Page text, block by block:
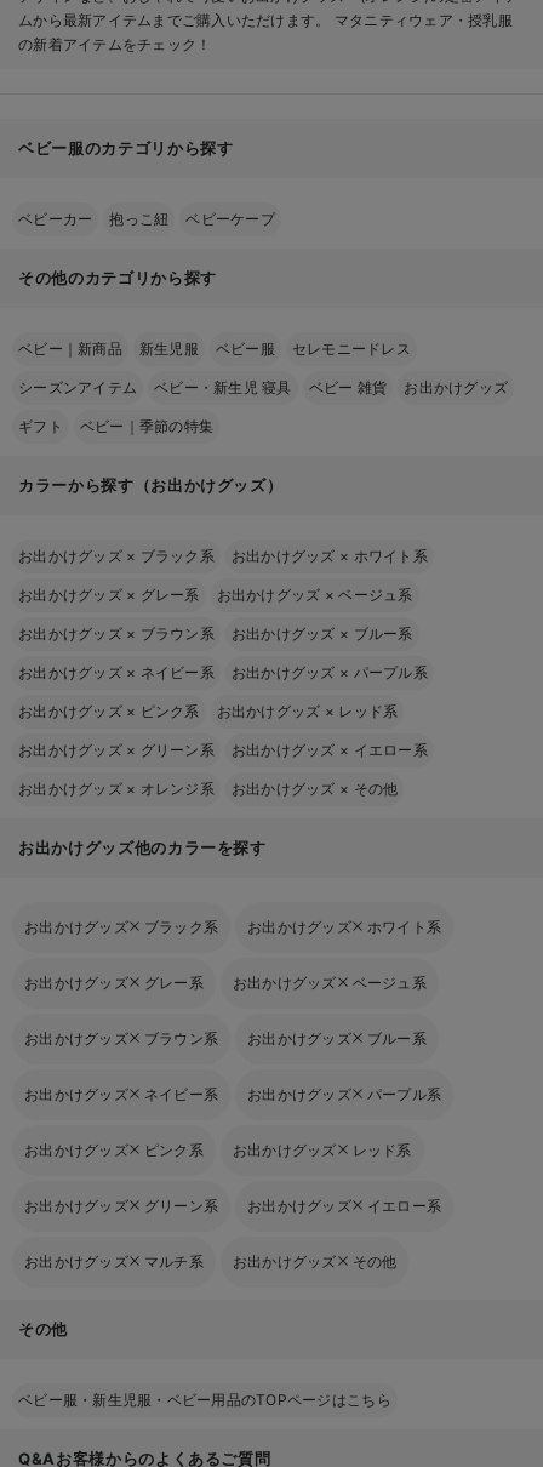
ムから最新アイテムまでご購入いただけます。 マタニティウェア・授乳服
の新着アイテムをチェック！
ベビー服のカテゴリから探す
ベビーカー 抱っこ紐 ベビーケープ
その他のカテゴリから探す
ベビー｜新商品 新生児服 ベビー服 セレモニードレス
シーズンアイテム ベビー・新生児 寝具 ベビー 雑貨 お出かけグッズ
ギフト ベビー｜季節の特集
カラーから探す（お出かけグッズ）
お出かけグッズ × ブラック系 お出かけグッズ × ホワイト系
お出かけグッズ × グレー系 お出かけグッズ ×ベージュ系
お出かけグッズ × ブラウン系 お出かけグッズ × ブルー系
お出かけグッズ × ネイビー系 お出かけグッズ × パープル系
お出かけグッズ × ピンク系 お出かけグッズ × レッド系
お出かけグッズ × グリーン系 お出かけグッズ × イエロー系
お出かけグッズ × オレンジ系 お出かけグッズ × その他
お出かけグッズ他のカラーを探す
お出かけグッズ ブラック系 お出かけグッズ ホワイト系
お出かけグッズ グレー系 お出かけグッズ ベージュ系
お出かけグッズ ブラウン系 お出かけグッズ ブルー系
お出かけグッズ ネイビー系 お出かけグッズ パープル系
お出かけグッズ ピンク系 お出かけグッズ レッド系
お出かけグッズ グリーン系 お出かけグッズ イエロー系
お出かけグッズ マルチ系 お出かけグッズ その他
その他
ベビー服・新生児服・ベビー用品のTOPページはこちら
Q&Aお客様からのよくあるご質問